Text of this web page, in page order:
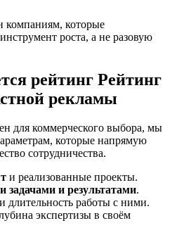
компаниям, которые
роста, а не разовую
рейтинг Рейтинг
рекламы
для коммерческого выбора, мы
которые напрямую
сотрудничества.
и реализованные проекты.
и результатами.
и длительность работы с ними.
экспертизы в своём